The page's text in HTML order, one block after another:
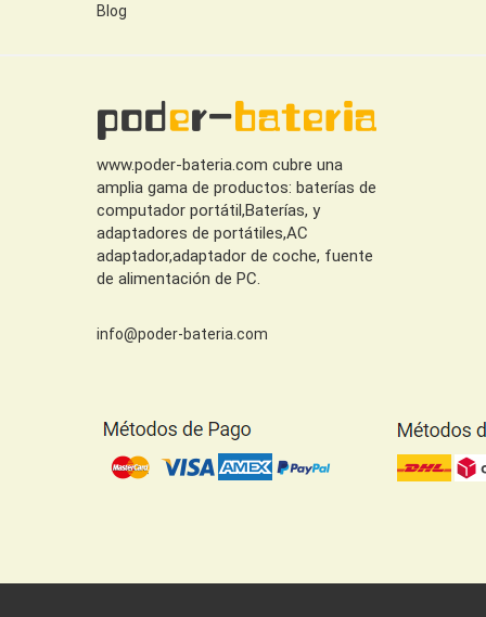
Blog
www.poder-bateria.com cubre una
amplia gama de productos: baterías de
computador portátil,Baterías, y
adaptadores de portátiles,AC
adaptador,adaptador de coche, fuente
de alimentación de PC.
info@poder-bateria.com